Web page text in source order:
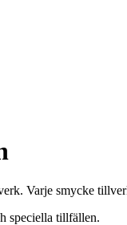
Varje smycke
speciella tillfällen.